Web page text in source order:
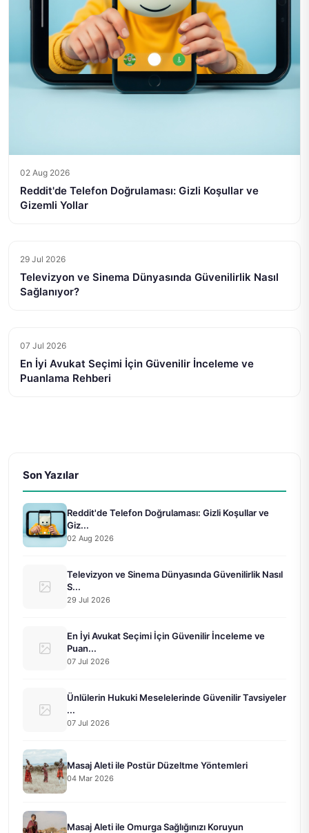
02 Aug 2026
Reddit'de Telefon Doğrulaması: Gizli Koşullar ve
Gizemli Yollar
29 Jul 2026
Televizyon ve Sinema Dünyasında Güvenilirlik Nasıl
Sağlanıyor?
07 Jul 2026
En İyi Avukat Seçimi İçin Güvenilir İnceleme ve
Puanlama Rehberi
Son Yazılar
Reddit'de Telefon Doğrulaması: Gizli Koşullar ve
Giz...
02 Aug 2026
Televizyon ve Sinema Dünyasında Güvenilirlik Nasıl
S...
29 Jul 2026
En İyi Avukat Seçimi İçin Güvenilir İnceleme ve
Puan...
07 Jul 2026
Ünlülerin Hukuki Meselelerinde Güvenilir Tavsiyeler
...
07 Jul 2026
Masaj Aleti ile Postür Düzeltme Yöntemleri
04 Mar 2026
Masaj Aleti ile Omurga Sağlığınızı Koruyun